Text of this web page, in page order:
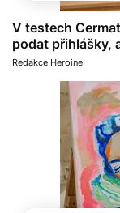
V testech
podat přihlášky,
Redakce Heroine